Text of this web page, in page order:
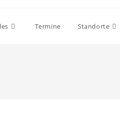
Termine Standorte